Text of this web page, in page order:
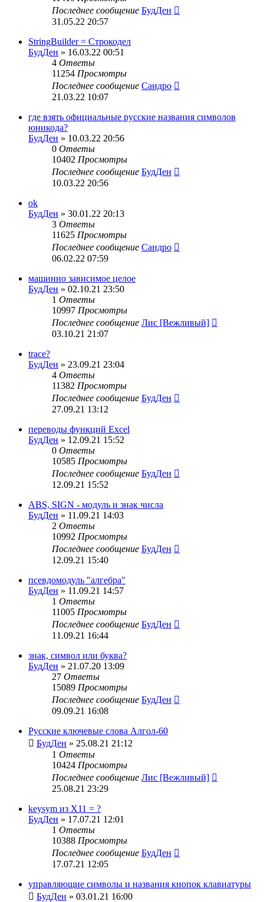
Последнее сообщение БудДен
31.05.22 20:57
StringBuilder = Строкодел
БудДен » 16.03.22 00:51
4 Ответы
11254 Просмотры
Последнее сообщение Сандро
21.03.22 10:07
где взять официальные русские названия символов
юникода?
БудДен » 10.03.22 20:56
0 Ответы
10402 Просмотры
Последнее сообщение БудДен
10.03.22 20:56
ok
БудДен » 30.01.22 20:13
3 Ответы
11625 Просмотры
Последнее сообщение Сандро
06.02.22 07:59
машинно зависимое целое
БудДен » 02.10.21 23:50
1 Ответы
10997 Просмотры
Последнее сообщение Лис [Вежливый]
03.10.21 21:07
trace?
БудДен » 23.09.21 23:04
4 Ответы
11382 Просмотры
Последнее сообщение БудДен
27.09.21 13:12
переводы функций Excel
БудДен » 12.09.21 15:52
0 Ответы
10585 Просмотры
Последнее сообщение БудДен
12.09.21 15:52
ABS, SIGN - модуль и знак числа
БудДен » 11.09.21 14:03
2 Ответы
10992 Просмотры
Последнее сообщение БудДен
12.09.21 15:40
псевдомодуль "алгебра"
БудДен » 11.09.21 14:57
1 Ответы
11005 Просмотры
Последнее сообщение БудДен
11.09.21 16:44
знак, символ или буква?
БудДен » 21.07.20 13:09
27 Ответы
15089 Просмотры
Последнее сообщение БудДен
09.09.21 16:08
Русские ключевые слова Алгол-60
БудДен » 25.08.21 21:12
1 Ответы
10424 Просмотры
Последнее сообщение Лис [Вежливый]
25.08.21 23:29
keysym из X11 = ?
БудДен » 17.07.21 12:01
1 Ответы
10388 Просмотры
Последнее сообщение БудДен
17.07.21 12:05
управляющие символы и названия кнопок клавиатуры
БудДен » 03.01.21 16:00